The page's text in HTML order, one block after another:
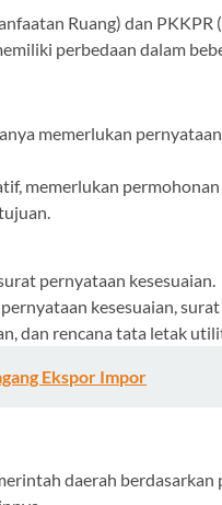
Ruang) dan PKKPR
perbedaan dalam
memerlukan
memerlukan
pernyataan kesesuaian.
kesesuaian,
dan rencana tata letak
Ekspor Impor
daerah berdasarkan